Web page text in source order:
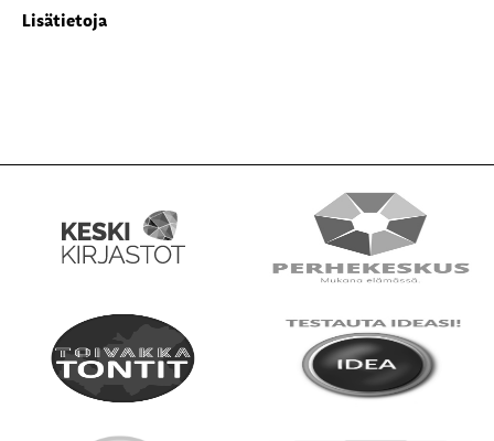
Lisätietoja